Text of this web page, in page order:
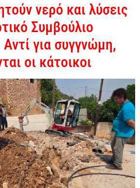
νερό και λύσεις
Συμβούλιο
για συγγνώμη,
οι κάτοικοι